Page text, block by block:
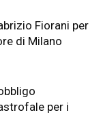
Fiorani per
di Milano
per i